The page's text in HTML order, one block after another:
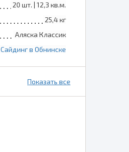
20 шт. | 12,3 кв.м.
25,4 кг
Аляска Классик
Сайдинг в Обнинске
Показать все